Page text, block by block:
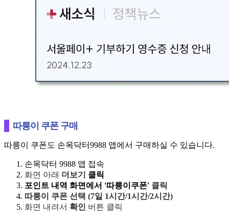
따릉이 쿠폰 구매
따릉이 쿠폰도 손목닥터9988 앱에서 구매하실 수 있습니다.
손목닥터 9988 앱 접속
화면 아래 더보기
클릭
포인트 내역 화면에서 '따릉이쿠폰' 클릭
따릉이 쿠폰 선택 (7일 1시간/1시간/2시간)
화면 내려서 확인 버튼 클릭